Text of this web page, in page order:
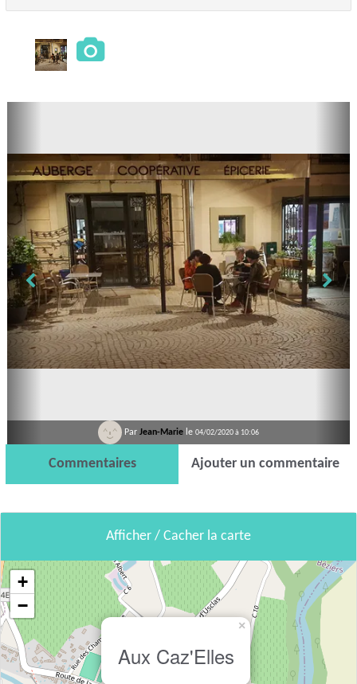
Par Jean-Marie le 04/02/2020 à 10:06
Commentaires Ajouter un commentaire
Afficher / Cacher la carte
Aux Caz'Elles
×
+
−